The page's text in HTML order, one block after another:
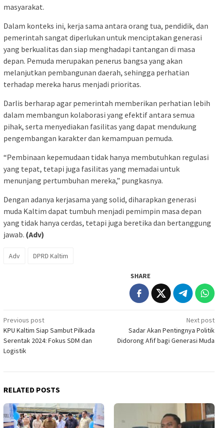
masyarakat.
Dalam konteks ini, kerja sama antara orang tua, pendidik, dan
pemerintah sangat diperlukan untuk menciptakan generasi
yang berkualitas dan siap menghadapi tantangan di masa
depan. Pemuda merupakan penerus bangsa yang akan
melanjutkan pembangunan daerah, sehingga perhatian
terhadap mereka harus menjadi prioritas.
Darlis berharap agar pemerintah memberikan perhatian lebih
dalam membangun kolaborasi yang efektif antara semua
pihak, serta menyediakan fasilitas yang dapat mendukung
pengembangan karakter dan kemampuan pemuda.
“Pembinaan kepemudaan tidak hanya membutuhkan regulasi
yang tepat, tetapi juga fasilitas yang memadai untuk
menunjang pertumbuhan mereka,” pungkasnya.
Dengan adanya kerjasama yang solid, diharapkan generasi
muda Kaltim dapat tumbuh menjadi pemimpin masa depan
yang tidak hanya cerdas, tetapi juga beretika dan bertanggung
jawab. (Adv)
Adv DPRD Kaltim
SHARE
Post
navigation
Previous post
KPU Kaltim Siap Sambut Pilkada
Serentak 2024: Fokus SDM dan
Logistik
Next post
Sadar Akan Pentingnya Politik
Didorong Afif bagi Generasi Muda
RELATED POSTS